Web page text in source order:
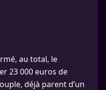
au total, le
23 000 euros de
déjà parent d’un